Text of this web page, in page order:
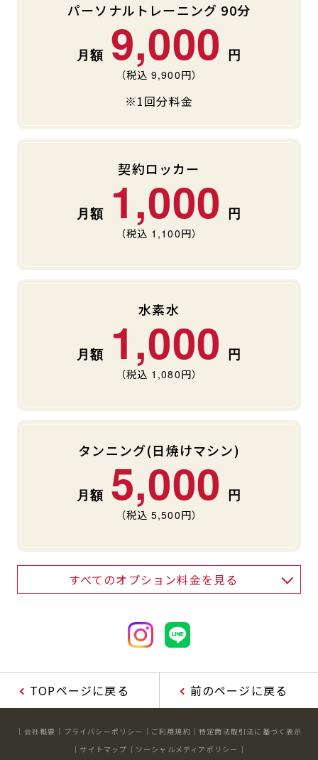
パーソナルトレーニング 90分
9,000
（税込 9,900円）
※1回分料金
契約ロッカー
1,000
（税込 1,100円）
水素水
1,000
（税込 1,080円）
タンニング(日焼けマシン)
5,000
（税込 5,500円）
すべてのオプション料金を見る
TOPページに戻る 前のページに戻る
会社概要 プライバシーポリシー ご利用規約
特定商法取引法に基づく表示
サイトマップ
ソーシャルメディアポリシー